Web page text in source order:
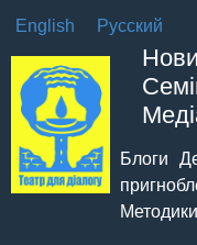
Блоги
Методики
English Русский